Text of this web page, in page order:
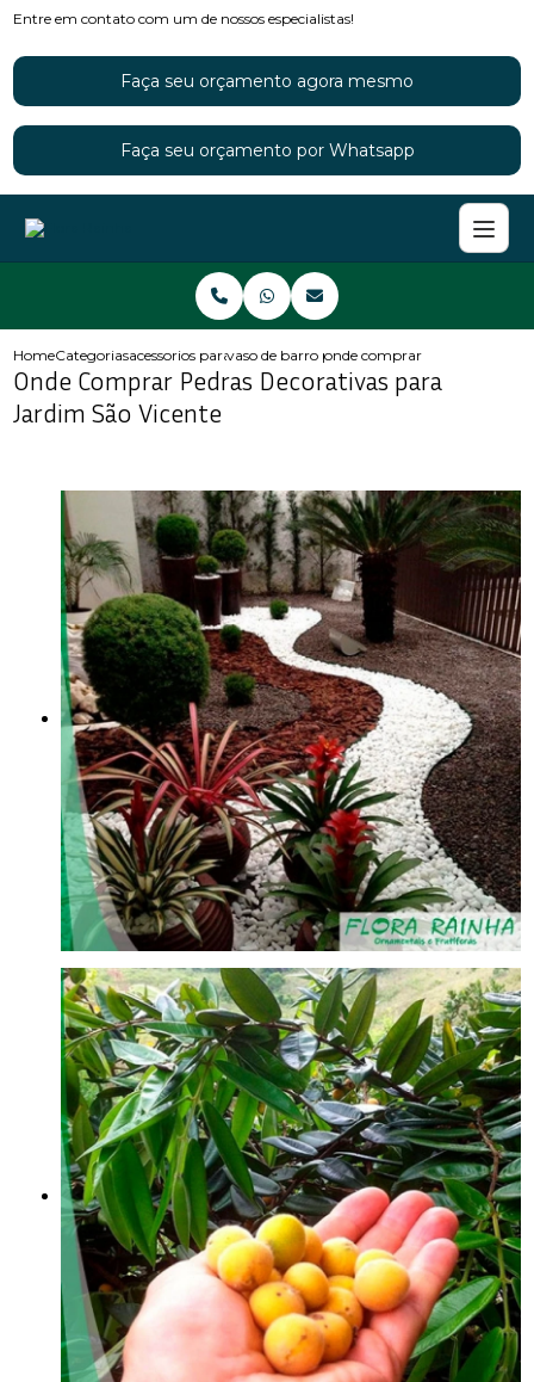
Entre em contato com um de nossos especialistas!
Faça seu orçamento agora mesmo
Faça seu orçamento por Whatsapp
HomeCategoriasacessorios para jardinsvaso de barro para jardim
onde comprar pedras
Onde Comprar Pedras Decorativas para
Jardim São Vicente